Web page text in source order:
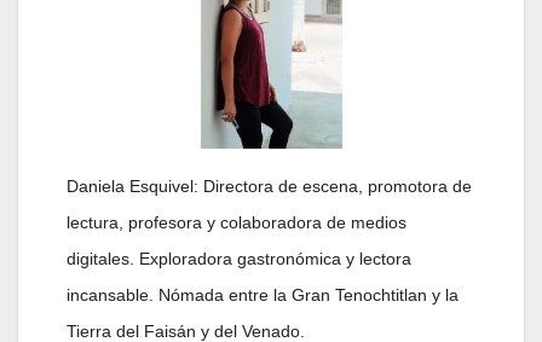
Daniela Esquivel: Directora de escena, promotora de
lectura, profesora y colaboradora de medios
digitales. Exploradora gastronómica y lectora
incansable. Nómada entre la Gran Tenochtitlan y la
Tierra del Faisán y del Venado.